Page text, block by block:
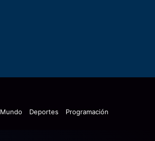
Mundo Deportes Programación